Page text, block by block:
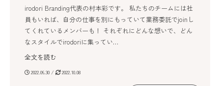
irodori Branding代表の村本彩です。 私たちのチームには社
員もいれば、自分の仕事を別にもっていて業務委託でjoinし
てくれているメンバーも！ それぞれにどんな想いで、どん
なスタイルでirodoriに集ってい…
全文を読む
2022.06.30 / 2022.10.08